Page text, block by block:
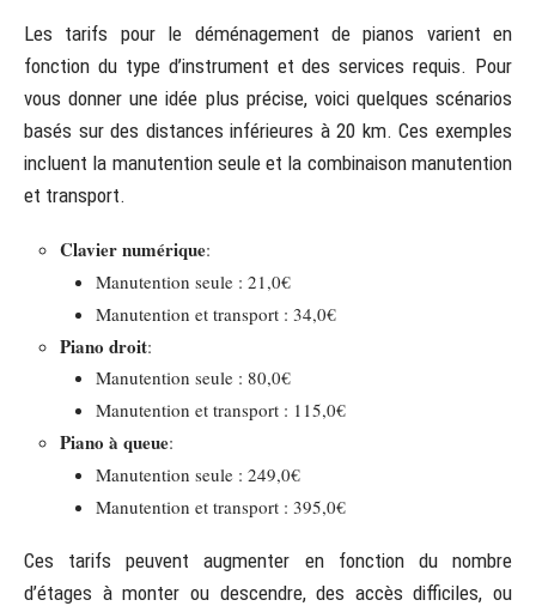
Les tarifs pour le déménagement de pianos varient en
fonction du type d’instrument et des services requis. Pour
vous donner une idée plus précise, voici quelques scénarios
basés sur des distances inférieures à 20 km. Ces exemples
incluent la manutention seule et la combinaison manutention
et transport.
Clavier numérique:
Manutention seule : 21,0€
Manutention et transport : 34,0€
Piano droit:
Manutention seule : 80,0€
Manutention et transport : 115,0€
Piano à queue:
Manutention seule : 249,0€
Manutention et transport : 395,0€
Ces tarifs peuvent augmenter en fonction du nombre
d’étages à monter ou descendre, des accès difficiles, ou